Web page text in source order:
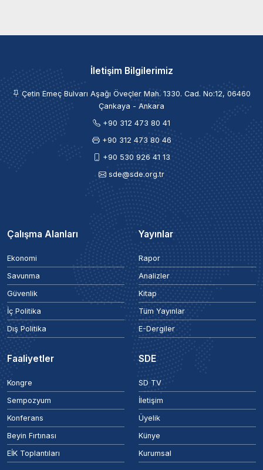
İletişim Bilgilerimiz
Çetin Emeç Bulvarı Aşağı Öveçler Mah. 1330. Cad. No:12, 06460
Çankaya - Ankara
+90 312 473 80 41
+90 312 473 80 46
+90 530 926 41 13
sde@sde.org.tr
Çalışma Alanları
Ekonomi
Savunma
Güvenlik
İç Politika
Dış Politika
Yayınlar
Rapor
Analizler
Kitap
Tüm Yayınlar
E-Dergiler
Faaliyetler
Kongre
Sempozyum
Konferans
Beyin Fırtınası
EİK Toplantıları
SDE
SD TV
İletişim
Üyelik
Künye
Kurumsal